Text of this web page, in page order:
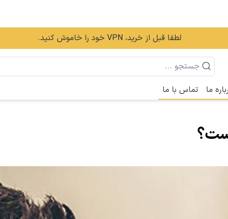
لطفا قبل از خرید، VPN خود را خاموش کنید.
ما تماس با ما